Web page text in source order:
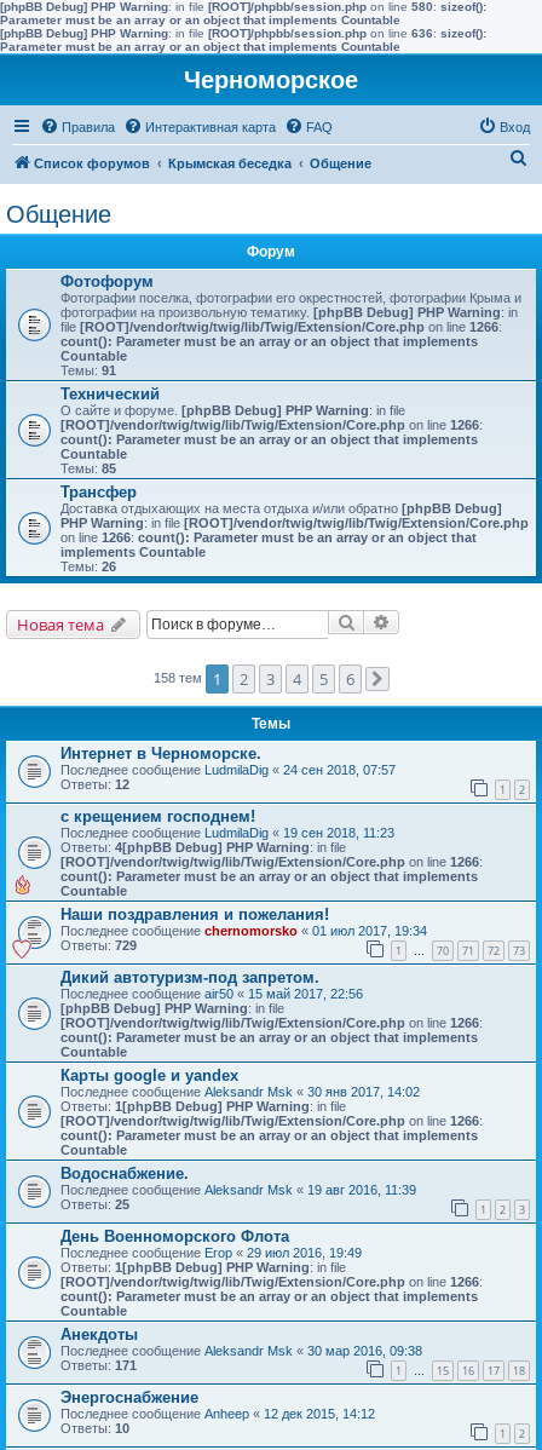
[phpBB Debug] PHP Warning: in file [ROOT]/phpbb/session.php on line 580: sizeof():
Parameter must be an array or an object that implements Countable
[phpBB Debug] PHP Warning: in file [ROOT]/phpbb/session.php on line 636: sizeof():
Parameter must be an array or an object that implements Countable
Черноморское
Правила Интерактивная карта FAQ Вход
Список форумов Крымская беседка Общение
Общение
Форум
Фотофорум
Фотографии поселка, фотографии его окрестностей, фотографии Крыма и
фотографии на произвольную тематику. [phpBB Debug] PHP Warning: in
file [ROOT]/vendor/twig/twig/lib/Twig/Extension/Core.php on line 1266:
count(): Parameter must be an array or an object that implements
Countable
Темы: 91
Технический
О сайте и форуме. [phpBB Debug] PHP Warning: in file
[ROOT]/vendor/twig/twig/lib/Twig/Extension/Core.php on line 1266:
count(): Parameter must be an array or an object that implements
Countable
Темы: 85
Трансфер
Доставка отдыхающих на места отдыха и/или обратно [phpBB Debug]
PHP Warning: in file [ROOT]/vendor/twig/twig/lib/Twig/Extension/Core.php
on line 1266: count(): Parameter must be an array or an object that
implements Countable
Темы: 26
Новая тема Поиск
158 тем 1 2 3 4 5 6
Темы
Интернет в Черноморске.
Последнее сообщение LudmilaDig « 24 сен 2018, 07:57
Ответы: 12 1 2
с крещением господнем!
Последнее сообщение LudmilaDig « 19 сен 2018, 11:23
Ответы: 4[phpBB Debug] PHP Warning: in file
[ROOT]/vendor/twig/twig/lib/Twig/Extension/Core.php on line 1266:
count(): Parameter must be an array or an object that implements
Countable
Наши поздравления и пожелания!
Последнее сообщение chernomorsko « 01 июл 2017, 19:34
Ответы: 729 1 … 70 71 72 73
Дикий автотуризм-под запретом.
Последнее сообщение air50 « 15 май 2017, 22:56
[phpBB Debug] PHP Warning: in file
[ROOT]/vendor/twig/twig/lib/Twig/Extension/Core.php on line 1266:
count(): Parameter must be an array or an object that implements
Countable
Карты google и yandex
Последнее сообщение Aleksandr Msk « 30 янв 2017, 14:02
Ответы: 1[phpBB Debug] PHP Warning: in file
[ROOT]/vendor/twig/twig/lib/Twig/Extension/Core.php on line 1266:
count(): Parameter must be an array or an object that implements
Countable
Водоснабжение.
Последнее сообщение Aleksandr Msk « 19 авг 2016, 11:39
Ответы: 25 1 2 3
День Военноморского Флота
Последнее сообщение Егор « 29 июл 2016, 19:49
Ответы: 1 [phpBB Debug] PHP Warning: in file
[ROOT]/vendor/twig/twig/lib/Twig/Extension/Core.php on line 1266:
count(): Parameter must be an array or an object that implements
Countable
Анекдоты
Последнее сообщение Aleksandr Msk « 30 мар 2016, 09:38
Ответы: 171 1 … 15 16 17 18
Энергоснабжение
Последнее сообщение Anheep « 12 дек 2015, 14:12
Ответы: 10 1 2